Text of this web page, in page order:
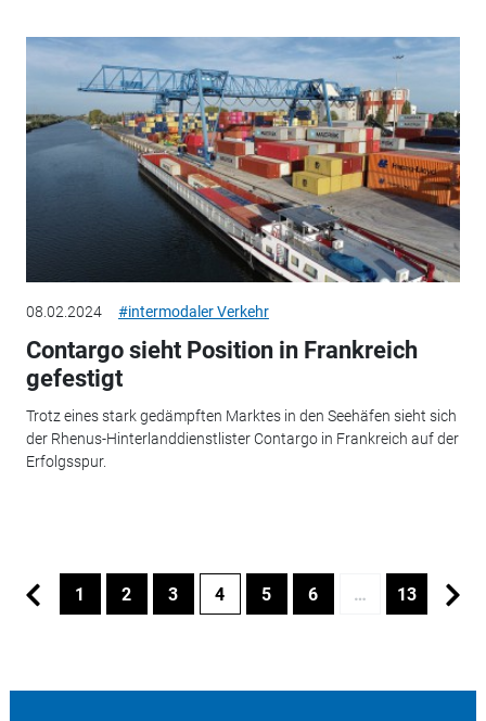
08.02.2024 #intermodaler Verkehr
Contargo sieht Position in Frankreich
gefestigt
Trotz eines stark gedämpften Marktes in den Seehäfen sieht sich
der Rhenus-Hinterlanddienstlister Contargo in Frankreich auf der
Erfolgsspur.
1 2 3 4 5 6 … 13